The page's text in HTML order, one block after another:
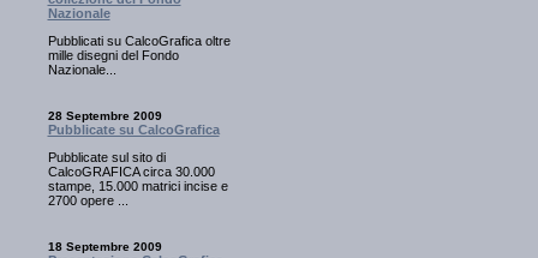
Nazionale
Pubblicati su CalcoGrafica oltre
mille disegni del Fondo
Nazionale...
28 Septembre 2009
Pubblicate su CalcoGrafica
Pubblicate sul sito di
CalcoGRAFICA circa 30.000
stampe, 15.000 matrici incise e
2700 opere ...
18 Septembre 2009